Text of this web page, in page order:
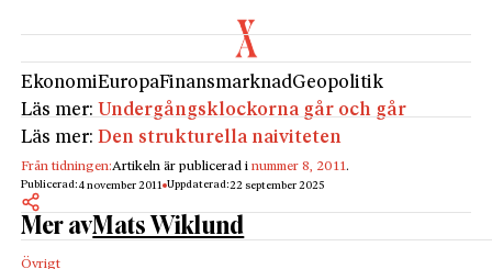
EkonomiEuropaFinansmarknadGeopolitik
Läs mer: Undergångsklockorna går och går
Läs mer:Den strukturella naiviteten
Från tidningen:Artikeln är publicerad inummer 8, 2011.
Publicerad:4 november 2011 Uppdaterad:22 september 2025
Mer avMats Wiklund
Övrigt